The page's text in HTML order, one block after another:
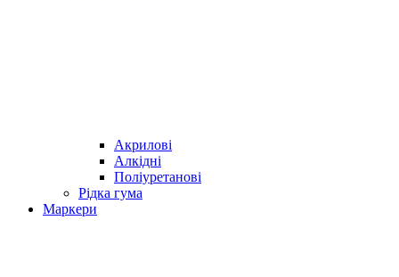
Акрилові
Алкідні
Поліуретанові
Рідка гума
Маркери